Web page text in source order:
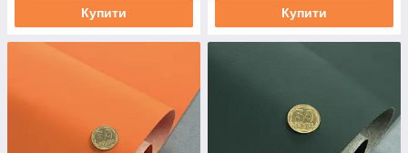
Купити Купити